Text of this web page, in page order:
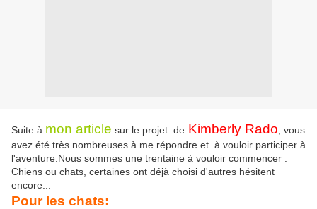
Suite à mon article sur le projet de Kimberly Rado , vous
avez été très nombreuses à me répondre et à vouloir participer à
l'aventure.Nous sommes une trentaine à vouloir commencer .
Chiens ou chats, certaines ont déjà choisi d'autres hésitent
encore...
Pour les chats: